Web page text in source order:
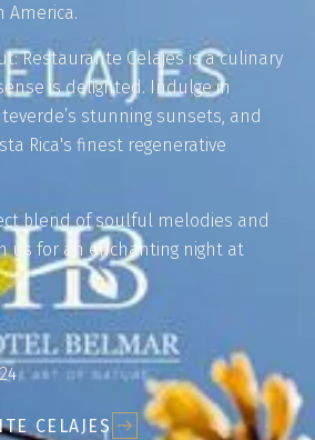
America.
Restaurante Celajes is a culinary
is delighted. Indulge in
stunning sunsets, and
Rica's finest regenerative
blend of soulful melodies and
us for an enchanting night at
CELAJES